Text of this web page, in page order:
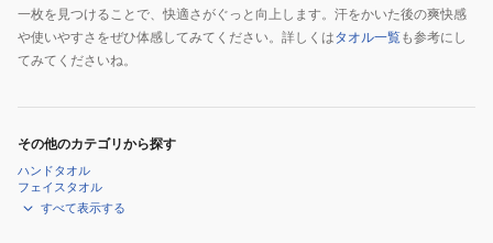
一枚を見つけることで、快適さがぐっと向上します。汗をかいた後の爽快感
や使いやすさをぜひ体感してみてください。詳しくはタオル一覧も参考にし
てみてくださいね。
その他のカテゴリから探す
ハンドタオル
フェイスタオル
すべて表示する